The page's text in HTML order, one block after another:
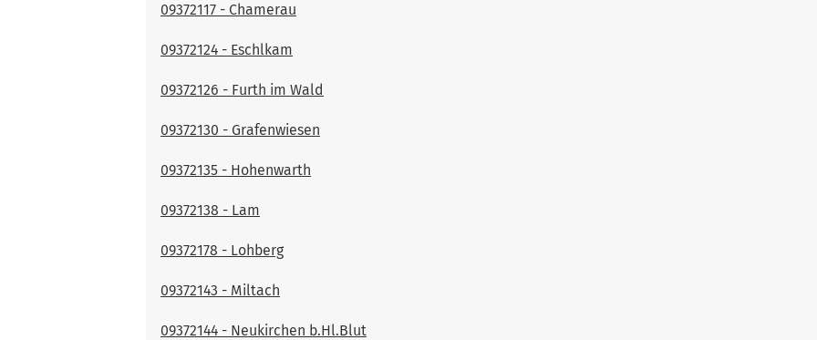
09372117 - Chamerau
09372124 - Eschlkam
09372126 - Furth im Wald
09372130 - Grafenwiesen
09372135 - Hohenwarth
09372138 - Lam
09372178 - Lohberg
09372143 - Miltach
09372144 - Neukirchen b.Hl.Blut